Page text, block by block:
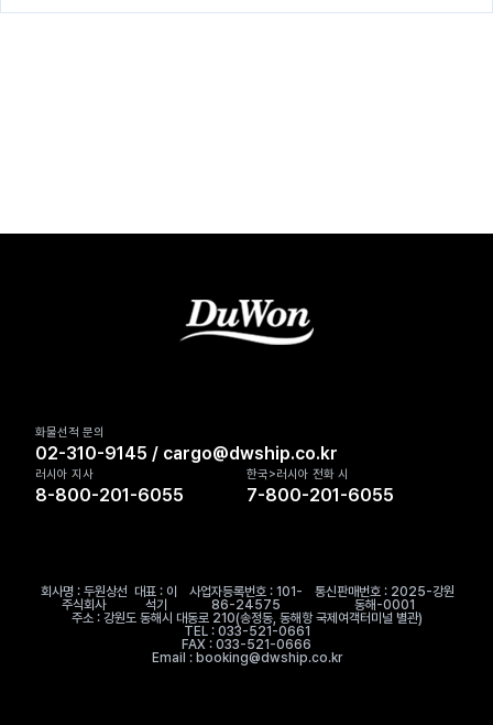
화물선적 문의
02-310-9145 / cargo@dwship.co.kr
러시아 지사
8-800-201-6055
한국>러시아 전화 시
7-800-201-6055
회사명 : 두원상선
주식회사
대표 : 이
석기
사업자등록번호 : 101-
86-24575
통신판매번호 : 2025-강원
동해-0001
주소 : 강원도 동해시 대동로 210(송정동, 동해항 국제여객터미널 별관)
TEL : 033-521-0661
FAX : 033-521-0666
Email : booking@dwship.co.kr